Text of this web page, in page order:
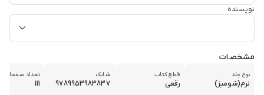
نویسنده
مشخصات
نوع جلد
نرم(شومیز)
قطع کتاب
رقعی
شابک
9789953983837
تعداد صفحات
111